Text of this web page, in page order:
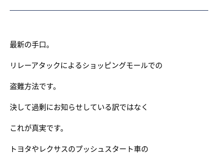
最新の手口。
リレーアタックによるショッピングモールでの
盗難方法です。
決して過剰にお知らせしている訳ではなく
これが真実です。
トヨタやレクサスのプッシュスタート車の